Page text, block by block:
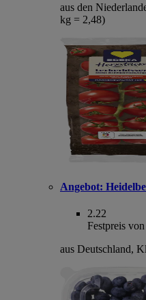
aus den
kg = 2,48)
Angebot:
2.22
Festpreis
aus Deutschland,